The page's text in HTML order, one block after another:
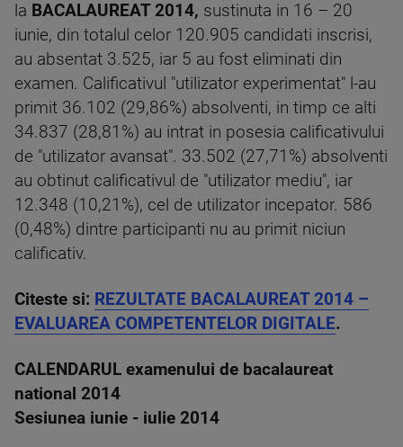
la BACALAUREAT 2014, sustinuta in 16 – 20
iunie, din totalul celor 120.905 candidati inscrisi,
au absentat 3.525, iar 5 au fost eliminati din
examen. Calificativul "utilizator experimentat" l-au
primit 36.102 (29,86%) absolventi, in timp ce alti
34.837 (28,81%) au intrat in posesia calificativului
de "utilizator avansat". 33.502 (27,71%) absolventi
au obtinut calificativul de "utilizator mediu", iar
12.348 (10,21%), cel de utilizator incepator. 586
(0,48%) dintre participanti nu au primit niciun
calificativ.
Citeste si: REZULTATE BACALAUREAT 2014 –
EVALUAREA COMPETENTELOR DIGITALE.
CALENDARUL examenului de bacalaureat
national 2014
Sesiunea iunie - iulie 2014